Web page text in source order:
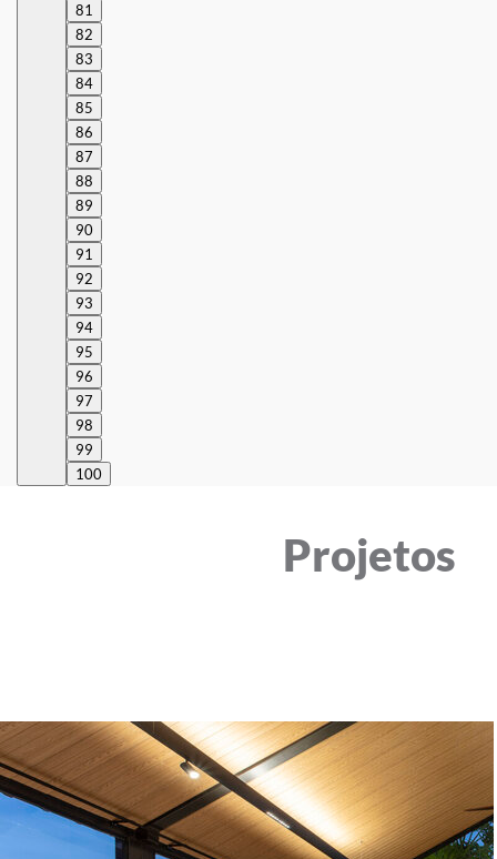
81
82
83
84
85
86
87
88
89
90
91
92
93
94
95
96
97
98
99
100
Projetos